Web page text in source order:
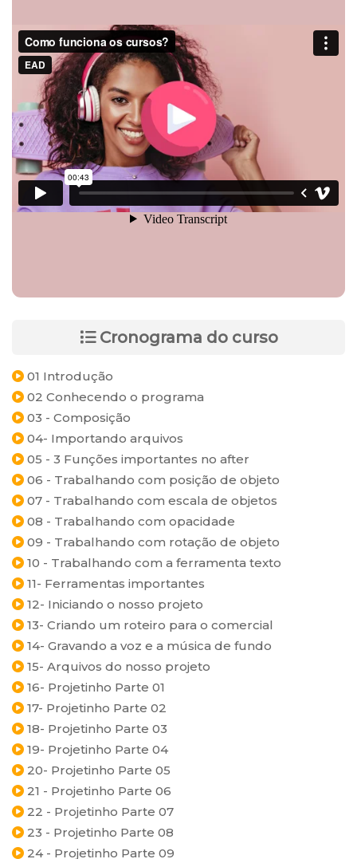
Cronograma do curso
01 Introdução
02 Conhecendo o programa
03 - Composição
04- Importando arquivos
05 - 3 Funções importantes no after
06 - Trabalhando com posição de objeto
07 - Trabalhando com escala de objetos
08 - Trabalhando com opacidade
09 - Trabalhando com rotação de objeto
10 - Trabalhando com a ferramenta texto
11- Ferramentas importantes
12- Iniciando o nosso projeto
13- Criando um roteiro para o comercial
14- Gravando a voz e a música de fundo
15- Arquivos do nosso projeto
16- Projetinho Parte 01
17- Projetinho Parte 02
18- Projetinho Parte 03
19- Projetinho Parte 04
20- Projetinho Parte 05
21 - Projetinho Parte 06
22 - Projetinho Parte 07
23 - Projetinho Parte 08
24 - Projetinho Parte 09